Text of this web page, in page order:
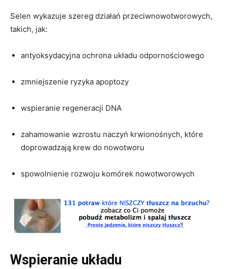
Selen wykazuje szereg działań przeciwnowotworowych,
takich, jak:
antyoksydacyjna ochrona układu odpornościowego
zmniejszenie ryzyka apoptozy
wspieranie regeneracji DNA
zahamowanie wzrostu naczyń krwionośnych, które
doprowadzają krew do nowotworu
spowolnienie rozwoju komórek nowotworowych
Wspieranie układu